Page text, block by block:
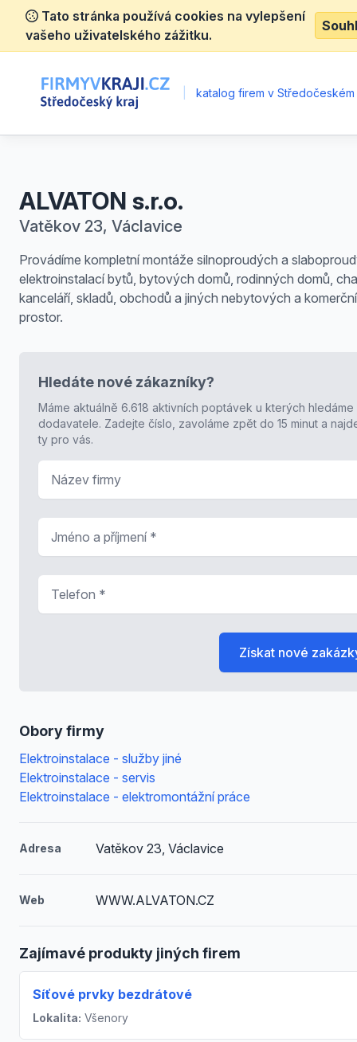
Tato stránka používá cookies na vylepšení
vašeho uživatelského zážitku.
katalog firem v Středočeském
ALVATON s.r.o.
Vatěkov 23, Václavice
Provádíme kompletní montáže silnoproudých a
elektroinstalací bytů, bytových domů, rodinných domů,
kanceláří, skladů, obchodů a jiných nebytových a
prostor.
Obory firmy
Elektroinstalace - služby jiné
Elektroinstalace - servis
Elektroinstalace - elektromontážní práce
Adresa Vatěkov 23, Václavice
Web WWW.ALVATON.CZ
Zajímavé produkty jiných firem
Síťové prvky bezdrátové
Lokalita: Všenory
Hledáte nové zákazníky?
Máme aktuálně 6.618 aktivních poptávek u kterých hledáme
dodavatele. Zadejte číslo, zavoláme zpět do 15 minut a
ty pro vás.
Získat nové